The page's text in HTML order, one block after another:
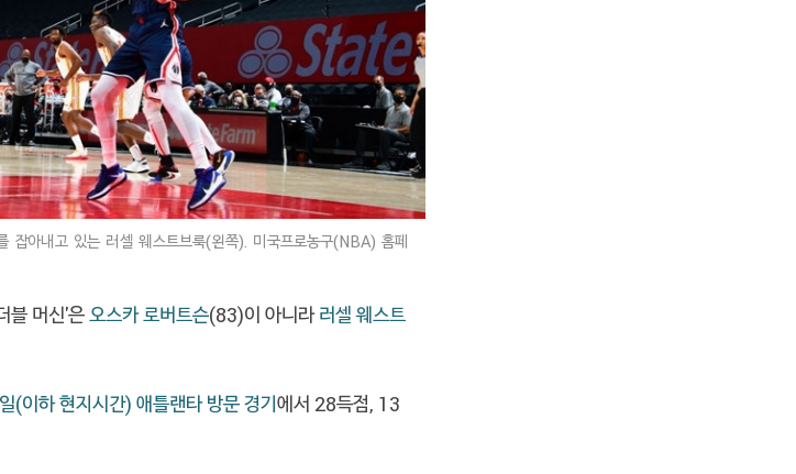
잡아내고 있는 러셀 웨스트브룩(왼쪽). 미국프로농구(NBA) 홈페
블 머신'은오스카 로버트슨(83)이 아니라러셀 웨스트
(이하 현지시간) 애틀랜타 방문 경기에서 28득점, 13